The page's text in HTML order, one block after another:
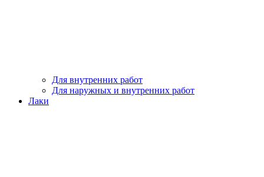
Для внутренних работ
Для наружных и внутренних работ
Лаки